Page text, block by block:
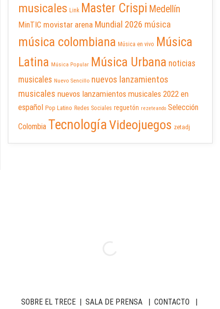
musicales Link Master Crispi Medellín
MinTIC movistar arena Mundial 2026 música
música colombiana Música en vivo Música
Latina Música Popular Música Urbana noticias
musicales Nuevo Sencillo nuevos lanzamientos
musicales nuevos lanzamientos musicales 2022 en
español Pop Latino Redes Sociales reguetón rezeteando Selección
Colombia TecnologíaVideojuegos zetadj
SOBRE EL TRECE| SALA DE PRENSA| CONTACTO |